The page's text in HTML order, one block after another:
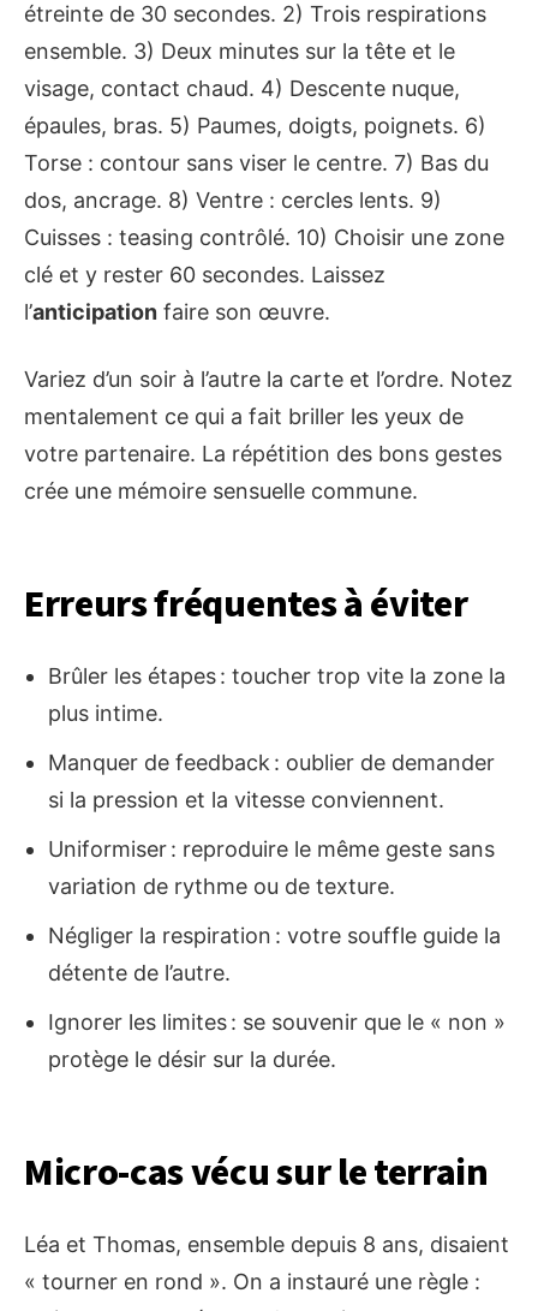
étreinte de 30 secondes. 2) Trois respirations
ensemble. 3) Deux minutes sur la tête et le
visage, contact chaud. 4) Descente nuque,
épaules, bras. 5) Paumes, doigts, poignets. 6)
Torse : contour sans viser le centre. 7) Bas du
dos, ancrage. 8) Ventre : cercles lents. 9)
Cuisses : teasing contrôlé. 10) Choisir une zone
clé et y rester 60 secondes. Laissez
l’anticipation faire son œuvre.
Variez d’un soir à l’autre la carte et l’ordre. Notez
mentalement ce qui a fait briller les yeux de
votre partenaire. La répétition des bons gestes
crée une mémoire sensuelle commune.
Erreurs fréquentes à éviter
Brûler les étapes : toucher trop vite la zone la
plus intime.
Manquer de feedback : oublier de demander
si la pression et la vitesse conviennent.
Uniformiser : reproduire le même geste sans
variation de rythme ou de texture.
Négliger la respiration : votre souffle guide la
détente de l’autre.
Ignorer les limites : se souvenir que le « non »
protège le désir sur la durée.
Micro-cas vécu sur le terrain
Léa et Thomas, ensemble depuis 8 ans, disaient
« tourner en rond ». On a instauré une règle :